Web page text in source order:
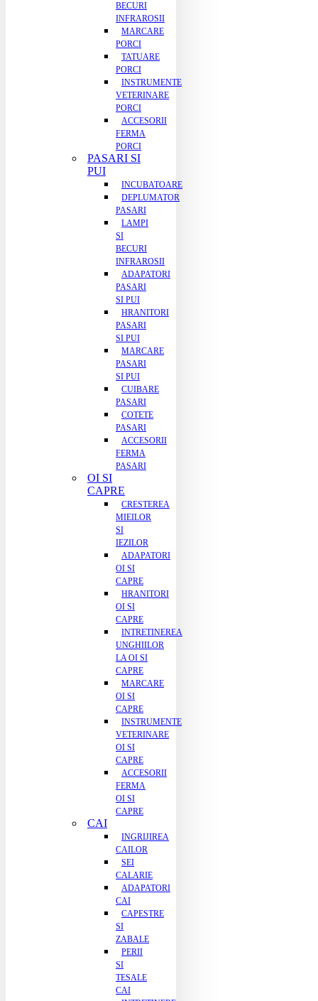
BECURI
INFRAROSII
MARCARE
PORCI
TATUARE
PORCI
INSTRUMENTE
VETERINARE
PORCI
ACCESORII
FERMA
PORCI
PASARI SI
PUI
INCUBATOARE
DEPLUMATOR
PASARI
LAMPI
SI
BECURI
INFRAROSII
ADAPATORI
PASARI
SI PUI
HRANITORI
PASARI
SI PUI
MARCARE
PASARI
SI PUI
CUIBARE
PASARI
COTETE
PASARI
ACCESORII
FERMA
PASARI
OI SI
CAPRE
CRESTEREA
MIEILOR
SI
IEZILOR
ADAPATORI
OI SI
CAPRE
HRANITORI
OI SI
CAPRE
INTRETINEREA
UNGHIILOR
LA OI SI
CAPRE
MARCARE
OI SI
CAPRE
INSTRUMENTE
VETERINARE
OI SI
CAPRE
ACCESORII
FERMA
OI SI
CAPRE
CAI
INGRIJIREA
CAILOR
SEI
CALARIE
ADAPATORI
CAI
CAPESTRE
SI
ZABALE
PERII
SI
TESALE
CAI